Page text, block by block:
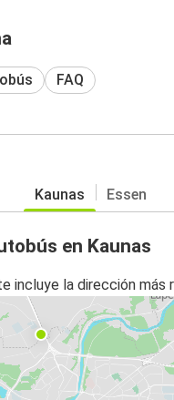
FAQ
Kaunas Essen
en Kaunas
incluye la dirección más